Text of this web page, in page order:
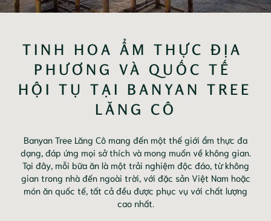
TINH HOA ẨM THỰC ĐỊA
PHƯƠNG VÀ QUỐC TẾ
HỘI TỤ TẠI BANYAN TREE
LĂNG CÔ
Banyan Tree Lăng Cô mang đến một thế giới ẩm thực đa
dạng, đáp ứng mọi sở thích và mong muốn về không gian.
Tại đây, mỗi bữa ăn là một trải nghiệm độc đáo, từ không
gian trong nhà đến ngoài trời, với đặc sản Việt Nam hoặc
món ăn quốc tế, tất cả đều được phục vụ với chất lượng
cao nhất.